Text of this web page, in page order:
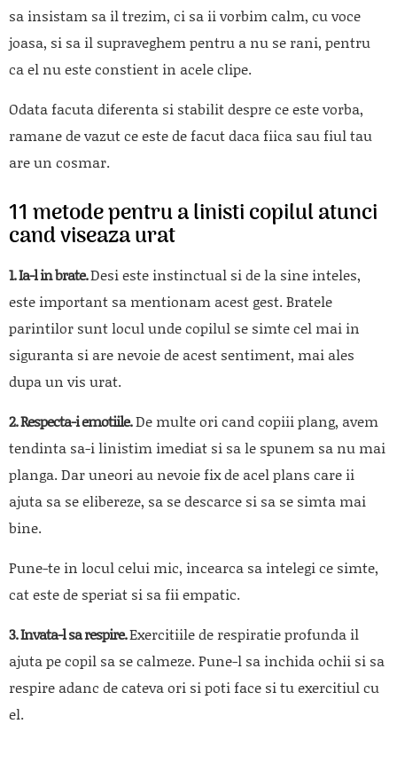
sa insistam sa il trezim, ci sa ii vorbim calm, cu voce
joasa, si sa il supraveghem pentru a nu se rani, pentru
ca el nu este constient in acele clipe.
Odata facuta diferenta si stabilit despre ce este vorba,
ramane de vazut ce este de facut daca fiica sau fiul tau
are un cosmar.
11 metode pentru a linisti copilul atunci
cand viseaza urat
1. Ia-l in brate.Desi este instinctual si de la sine inteles,
este important sa mentionam acest gest. Bratele
parintilor sunt locul unde copilul se simte cel mai in
siguranta si are nevoie de acest sentiment, mai ales
dupa un vis urat.
2. Respecta-i emotiile.De multe ori cand copiii plang, avem
tendinta sa-i linistim imediat si sa le spunem sa nu mai
planga. Dar uneori au nevoie fix de acel plans care ii
ajuta sa se elibereze, sa se descarce si sa se simta mai
bine.
Pune-te in locul celui mic, incearca sa intelegi ce simte,
cat este de speriat si sa fii empatic.
3. Invata-l sa respire.Exercitiile de respiratie profunda il
ajuta pe copil sa se calmeze. Pune-l sa inchida ochii si sa
respire adanc de cateva ori si poti face si tu exercitiul cu
el.